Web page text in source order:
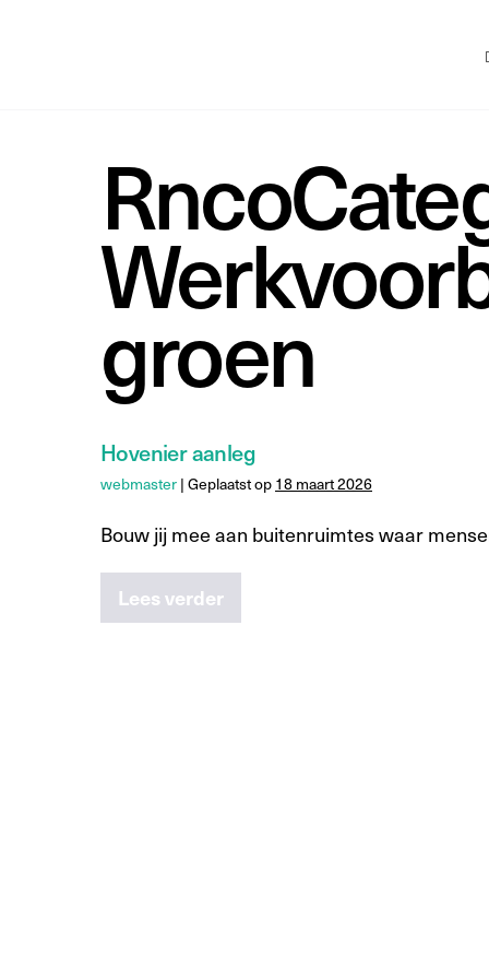
groen
Hovenier aanleg
webmaster | Geplaatst op 18 maart 2026
Bouw jij mee aan buitenruimtes waar
Lees verder